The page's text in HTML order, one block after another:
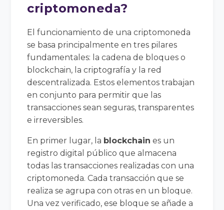
criptomoneda?
El funcionamiento de una criptomoneda
se basa principalmente en tres pilares
fundamentales: la cadena de bloques o
blockchain, la criptografía y la red
descentralizada. Estos elementos trabajan
en conjunto para permitir que las
transacciones sean seguras, transparentes
e irreversibles.
En primer lugar, la blockchain es un
registro digital público que almacena
todas las transacciones realizadas con una
criptomoneda. Cada transacción que se
realiza se agrupa con otras en un bloque.
Una vez verificado, ese bloque se añade a